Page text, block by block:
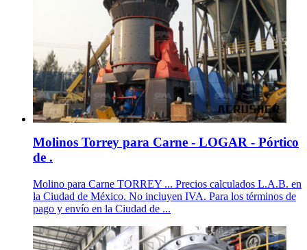
Molinos Torrey para Carne - LOGAR - Pórtico
de .
Molino para Carne TORREY ... Precios calculados L.A.B. en
la Ciudad de México. No incluyen IVA. Para los términos de
pago y envío en la Ciudad de ...